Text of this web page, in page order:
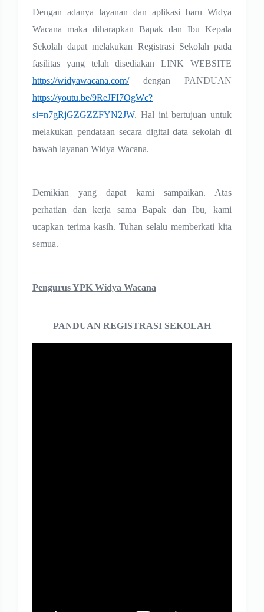
Dengan adanya layanan dan aplikasi baru Widya
Wacana maka diharapkan Bapak dan Ibu Kepala
Sekolah dapat melakukan Registrasi Sekolah pada
fasilitas yang telah disediakan LINK WEBSITE
https://widyawacana.com/dengan PANDUAN
https://youtu.be/9ReJFI7OgWc?
si=n7gRjGZGZZFYN2JW. Hal ini bertujuan untuk
melakukan pendataan secara digital data sekolah di
bawah layanan Widya Wacana.
Demikian yang dapat kami sampaikan. Atas
perhatian dan kerja sama Bapak dan Ibu, kami
ucapkan terima kasih. Tuhan selalu memberkati kita
semua.
Pengurus YPK Widya Wacana
PANDUAN REGISTRASI SEKOLAH